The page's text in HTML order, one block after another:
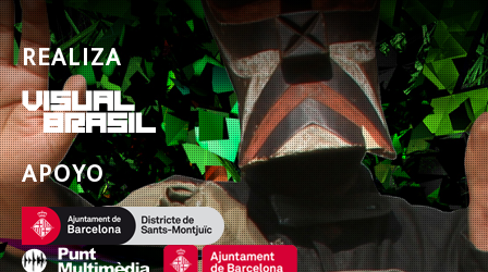
REALIZA
APOYO